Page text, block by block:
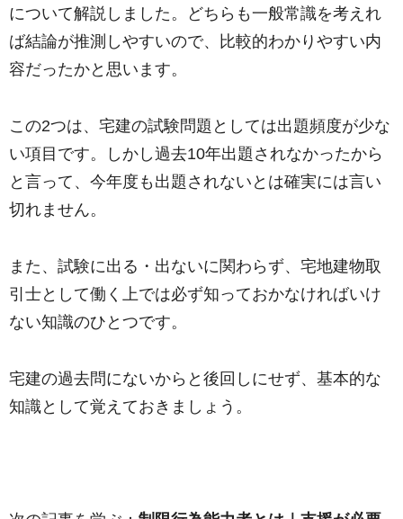
について解説しました。どちらも一般常識を考えれ
ば結論が推測しやすいので、比較的わかりやすい内
容だったかと思います。
この2つは、宅建の試験問題としては出題頻度が少な
い項目です。しかし過去10年出題されなかったから
と言って、今年度も出題されないとは確実には言い
切れません。
また、試験に出る・出ないに関わらず、宅地建物取
引士として働く上では必ず知っておかなければいけ
ない知識のひとつです。
宅建の過去問にないからと後回しにせず、基本的な
知識として覚えておきましょう。